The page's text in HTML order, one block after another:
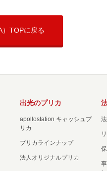
）TOPに戻る
出光のプリカ
apollostation キャッシュプ
リカ
プリカラインナップ
法人オリジナルプリカ